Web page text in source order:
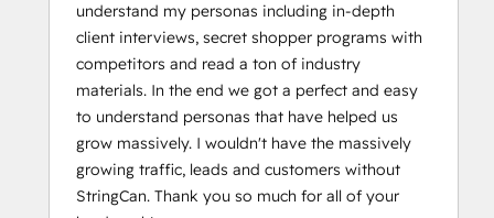
understand my personas including in-depth
client interviews, secret shopper programs with
competitors and read a ton of industry
materials. In the end we got a perfect and easy
to understand personas that have helped us
grow massively. I wouldn't have the massively
growing traffic, leads and customers without
StringCan. Thank you so much for all of your